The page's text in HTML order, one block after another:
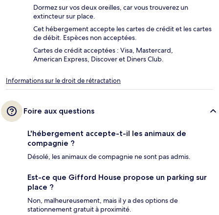
Dormez sur vos deux oreilles, car vous trouverez un
extincteur sur place.
Cet hébergement accepte les cartes de crédit et les cartes
de débit. Espèces non acceptées.
Cartes de crédit acceptées : Visa, Mastercard,
American Express, Discover et Diners Club.
Informations sur le droit de rétractation
Foire aux questions
L'hébergement accepte-t-il les animaux de
compagnie ?
Désolé, les animaux de compagnie ne sont pas admis.
Est-ce que Gifford House propose un parking sur
place ?
Non, malheureusement, mais il y a des options de
stationnement gratuit à proximité.